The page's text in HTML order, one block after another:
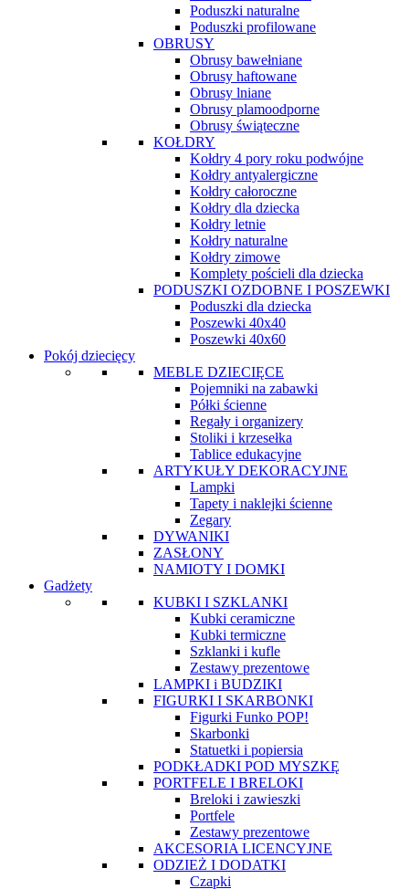
Poduszki naturalne
Poduszki profilowane
OBRUSY
Obrusy bawełniane
Obrusy haftowane
Obrusy lniane
Obrusy plamoodporne
Obrusy świąteczne
KOŁDRY
Kołdry 4 pory roku podwójne
Kołdry antyalergiczne
Kołdry całoroczne
Kołdry dla dziecka
Kołdry letnie
Kołdry naturalne
Kołdry zimowe
Komplety pościeli dla dziecka
PODUSZKI OZDOBNE I POSZEWKI
Poduszki dla dziecka
Poszewki 40x40
Poszewki 40x60
Pokój dziecięcy
MEBLE DZIECIĘCE
Pojemniki na zabawki
Półki ścienne
Regały i organizery
Stoliki i krzesełka
Tablice edukacyjne
ARTYKUŁY DEKORACYJNE
Lampki
Tapety i naklejki ścienne
Zegary
DYWANIKI
ZASŁONY
NAMIOTY I DOMKI
Gadżety
KUBKI I SZKLANKI
Kubki ceramiczne
Kubki termiczne
Szklanki i kufle
Zestawy prezentowe
LAMPKI i BUDZIKI
FIGURKI I SKARBONKI
Figurki Funko POP!
Skarbonki
Statuetki i popiersia
PODKŁADKI POD MYSZKĘ
PORTFELE I BRELOKI
Breloki i zawieszki
Portfele
Zestawy prezentowe
AKCESORIA LICENCYJNE
ODZIEŻ I DODATKI
Czapki